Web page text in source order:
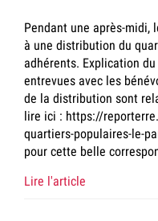
Pendant une après-midi,
à une distribution du
adhérents. Explication
entrevues avec les
de la distribution sont
lire ici : https://
quartiers-populaires-le-
pour cette belle
Lire l'article